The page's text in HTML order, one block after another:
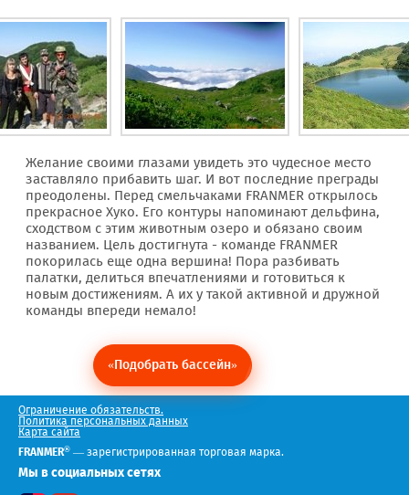
Желание своими глазами увидеть это чудесное место
заставляло прибавить шаг. И вот последние преграды
преодолены. Перед смельчаками FRANMER открылось
прекрасное Хуко. Его контуры напоминают дельфина,
сходством с этим животным озеро и обязано своим
названием. Цель достигнута - команде FRANMER
покорилась еще одна вершина! Пора разбивать
палатки, делиться впечатлениями и готовиться к
новым достижениям. А их у такой активной и дружной
команды впереди немало!
«Подобрать бассейн»
Ограничение обязательств.
Политика персональных данных
Карта сайта
FRANMER® — зарегистрированная торговая марка.
Мы в социальных сетях